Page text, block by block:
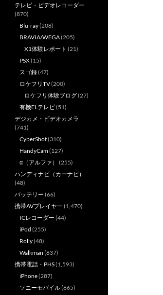
テレビ・ビデオレコーダー
(870)
Blu-ray(208)
BRAVIA/WEGA(205)
X1体験レポート (21)
PSX(15)
スゴ録(47)
ロケフリTV(200)
ロケフリ体験ブログ(27)
有機ELテレビ(51)
デジカメ・ビデオカメラ
(741)
CyberShot(310)
HandyCam(127)
α（アルファ） (255)
ハンディナビ（カーナビ）
(48)
バッテリー (66)
携帯AVプレイヤー (1,470)
ICレコーダー (44)
iPod (255)
Rolly(48)
Walkman (837)
携帯電話・PHS(1,593)
iPhone(287)
ソニーモバイル(865)